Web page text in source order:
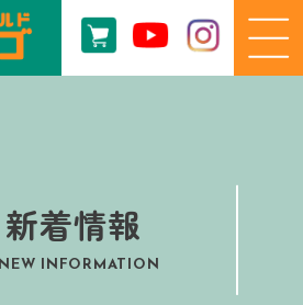
新着情報
NEW INFORMATION